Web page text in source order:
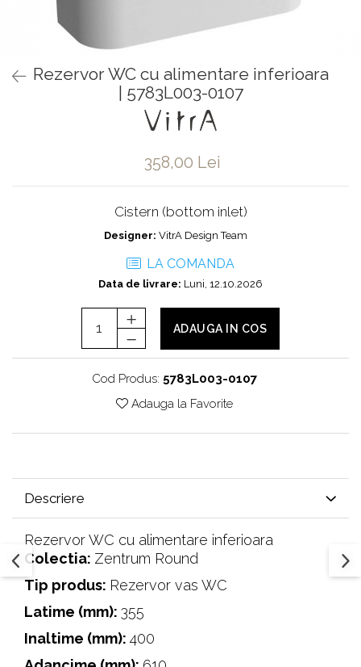
Baterii pentru bideu
Robinete baie
Robinete de trecere
Robinete masina de spalat
Rezervor WC cu alimentare inferioara
| 5783L003-0107
358,00 Lei
Cistern (bottom inlet)
Designer: VitrA Design Team
LA COMANDA
Data de livrare: Luni, 12.10.2026
ADAUGA IN COS
Cod Produs: 5783L003-0107
Adauga la Favorite
Descriere
Rezervor WC cu alimentare inferioara
Colectia: Zentrum Round
Tip produs: Rezervor vas WC
Latime (mm): 355
Inaltime (mm): 400